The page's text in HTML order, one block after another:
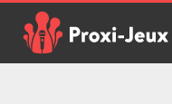
content